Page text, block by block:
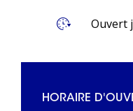
Ouvert
HORAIRE